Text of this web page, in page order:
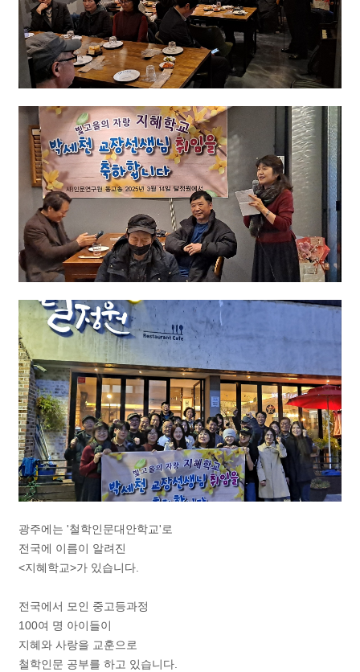
광주에는 '철학인문대안학교'로
전국에 이름이 알려진
<지혜학교>가 있습니다.
전국에서 모인 중고등과정
100여 명 아이들이
지혜와 사랑을 교훈으로
철학인문 공부를 하고 있습니다.